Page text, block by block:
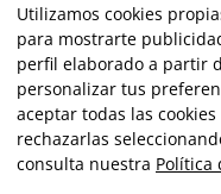
Utilizamos cookies
para mostrarte
perfil elaborado a partir
personalizar tus
aceptar todas las
rechazarlas
consulta nuestra Política